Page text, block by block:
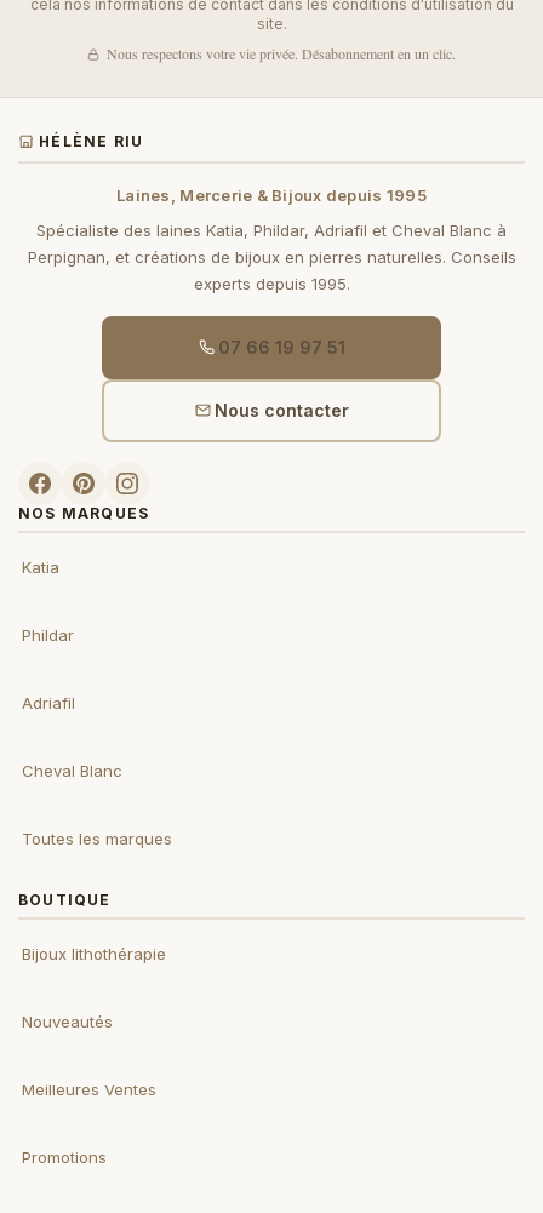
cela nos informations de contact dans les conditions d'utilisation du
site.
Nous respectons votre vie privée. Désabonnement en un clic.
HÉLÈNE RIU
Laines, Mercerie & Bijoux depuis 1995
Spécialiste des laines Katia, Phildar, Adriafil et Cheval Blanc à
Perpignan, et créations de bijoux en pierres naturelles. Conseils
experts depuis 1995.
07 66 19 97 51
Nous contacter
NOS MARQUES
Katia
Phildar
Adriafil
Cheval Blanc
Toutes les marques
BOUTIQUE
Bijoux lithothérapie
Nouveautés
Meilleures Ventes
Promotions